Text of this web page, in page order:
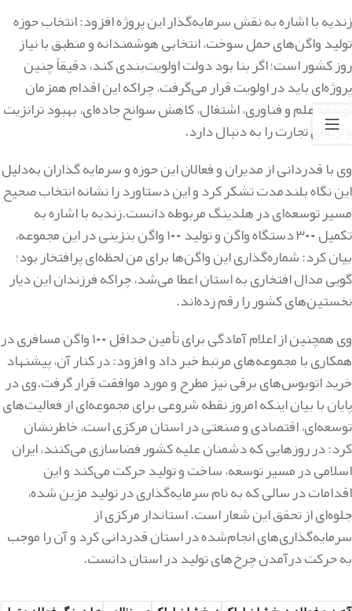
زندیه با اشاره به نقش سرمایه‌گذار این پروژه افزود: انتخاب حوزه
تولید واگن‌های حمل سوخت، انتخابی هوشمندانه و منطبق با نیاز
روز کشور است؛ اگر بنا بود دولت اولویت‌بندی کند، دقیقاً چنین
پروژه‌ای باید در اولویت قرار می‌گرفت، چراکه این اقدام همزمان
توسعه علم و فناوری، اشتغال، کاهش سوانح جاده‌ای، بهبود ترانزیت
و ارتقای تجارت را به دنبال دارد.
وی با قدردانی از مدیران و فعالان این حوزه و سرمایه گذاران به‌دلیل
این نگاه بلندمدت تشکر کرد و این دستاورد را نشانه انتخاب صحیح
مسیر توسعه‌ای در هلدینگ مربوطه دانست.زندیه با اشاره به
تکمیل ۳۰۰ دستگاه واگن و تولید ۱۰۰ واگن بنزینی در این مجموعه،
بیان کرد: شماره‌گذاری این واگن‌ها برای من لحظه‌ای پرافتخار بود؛
گویی مدال افتخاری به استان اعطا می‌شد، چراکه فرزندان این دیار
نخستین‌های کشور را رقم زده‌اند.
وی همچنین از اعلام آمادگی برای تأمین حداقل ۱۰۰ واگن مسافری در
همکاری با مجموعه‌های مرتبط خبر داد و افزود: در کنار آن، پیشنهاد
خرید اتوبوس‌های برقی نیز مطرح و مورد موافقت قرار گرفت.وی در
پایان با بیان اینکه امروز نقطه شروعی برای مجموعه‌ای از فعالیت‌های
توسعه‌ای، اقتصادی و صنعتی در استان مرکزی است، خاطرنشان
کرد: در روزهایی که دشمنان علیه کشور فضاسازی می‌کنند، ایران
اسلامی در مسیر توسعه، ساخت و تولید حرکت می‌کند و این
اقدامات در سالی که به نام سرمایه‌گذاری در تولید مزین شده،
جلوه‌ای از تحقق این شعار است. استاندار مرکزی از
سرمایه‌گذاری‌های انجام‌شده در استان قدردانی کرد و آن را موجب
به حرکت درآمدن چرخ‌های تولید در استان دانست.